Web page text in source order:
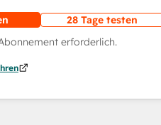
28 Tage testen
erforderlich.